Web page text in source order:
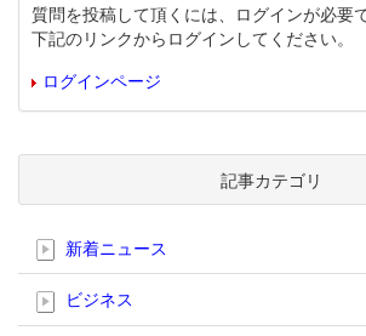
質問を投稿して頂くには、ログインが必要で
下記のリンクからログインしてください。
ログインページ
記事カテゴリ
新着ニュース
ビジネス